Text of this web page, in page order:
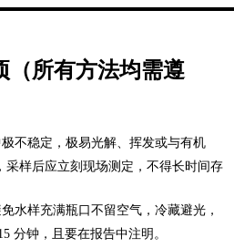
（所有方法均需遵
极不稳定，极易光解、挥发或与有机
采样后应立刻现场测定，不得长时间存
水样充满瓶口不留空气，冷藏避光，
分钟，且要在报告中注明。